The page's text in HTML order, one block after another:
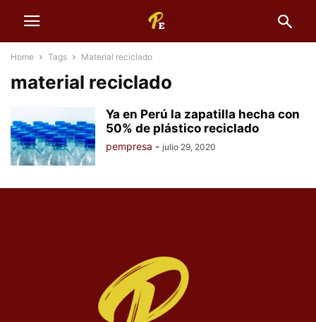
Home Tags Material reciclado
material reciclado
Ya en Perú la zapatilla hecha con
50% de plástico reciclado
pempresa - julio 29, 2020